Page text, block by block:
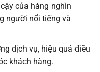
của hàng nghìn
người nổi tiếng và
dịch vụ, hiệu quả điều
khách hàng.